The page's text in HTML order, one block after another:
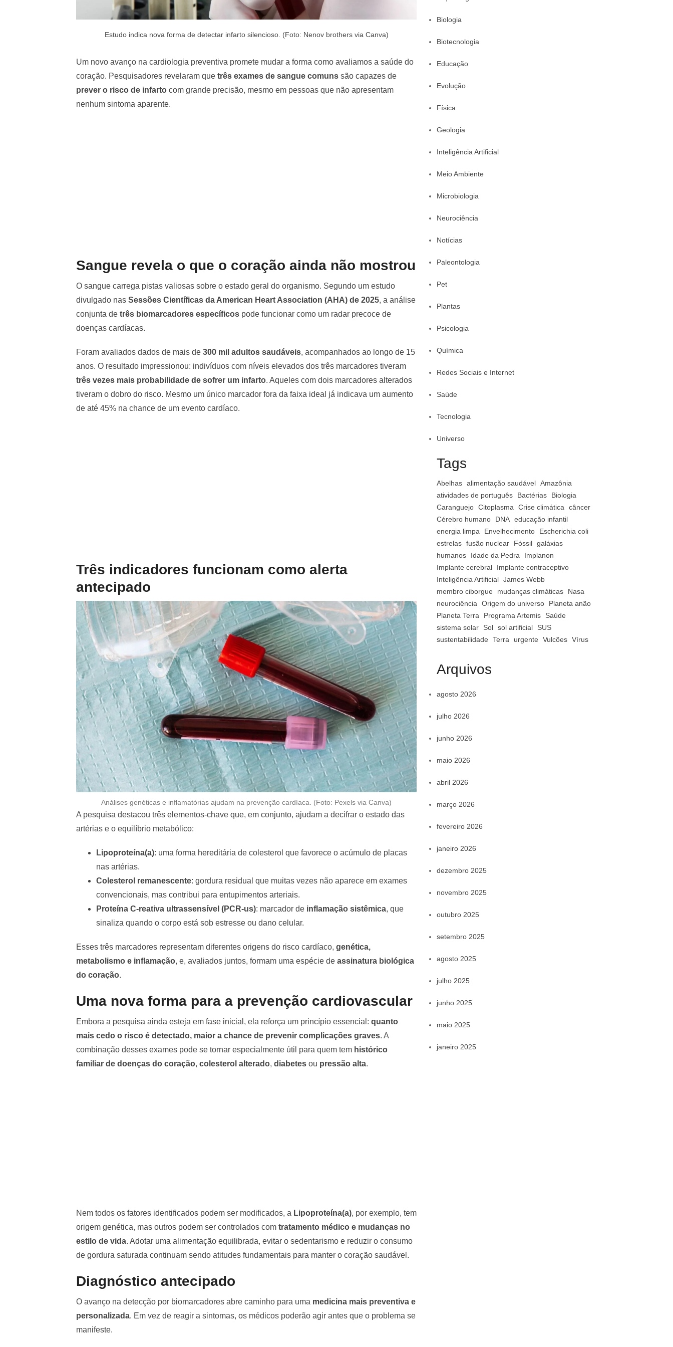
Estudo indica nova forma de detectar infarto silencioso. (Foto: Nenov brothers via Canva)
Um novo avanço na cardiologia preventiva promete mudar a forma como avaliamos a saúde do
coração. Pesquisadores revelaram que três exames de sangue comuns são capazes de
prever o risco de infarto com grande precisão, mesmo em pessoas que não apresentam
nenhum sintoma aparente.
Sangue revela o que o coração ainda não mostrou
O sangue carrega pistas valiosas sobre o estado geral do organismo. Segundo um estudo
divulgado nas Sessões Científicas da American Heart Association (AHA) de 2025, a análise
conjunta de três biomarcadores específicos pode funcionar como um radar precoce de
doenças cardíacas.
Foram avaliados dados de mais de 300 mil adultos saudáveis, acompanhados ao longo de 15
anos. O resultado impressionou: indivíduos com níveis elevados dos três marcadores tiveram
três vezes mais probabilidade de sofrer um infarto. Aqueles com dois marcadores alterados
tiveram o dobro do risco. Mesmo um único marcador fora da faixa ideal já indicava um aumento
de até 45% na chance de um evento cardíaco.
Três indicadores funcionam como alerta
antecipado
Análises genéticas e inflamatórias ajudam na prevenção cardíaca. (Foto: Pexels via Canva)
A pesquisa destacou três elementos-chave que, em conjunto, ajudam a decifrar o estado das
artérias e o equilíbrio metabólico:
Lipoproteína(a): uma forma hereditária de colesterol que favorece o acúmulo de placas
nas artérias.
Colesterol remanescente: gordura residual que muitas vezes não aparece em exames
convencionais, mas contribui para entupimentos arteriais.
Proteína C-reativa ultrassensível (PCR-us): marcador de inflamação sistêmica, que
sinaliza quando o corpo está sob estresse ou dano celular.
Esses três marcadores representam diferentes origens do risco cardíaco, genética,
metabolismo e inflamação, e, avaliados juntos, formam uma espécie de assinatura biológica
do coração.
Uma nova forma para a prevenção cardiovascular
Embora a pesquisa ainda esteja em fase inicial, ela reforça um princípio essencial: quanto
mais cedo o risco é detectado, maior a chance de prevenir complicações graves. A
combinação desses exames pode se tornar especialmente útil para quem tem histórico
familiar de doenças do coração, colesterol alterado, diabetes ou pressão alta.
Nem todos os fatores identificados podem ser modificados, a Lipoproteína(a), por exemplo, tem
origem genética, mas outros podem ser controlados com tratamento médico e mudanças no
estilo de vida. Adotar uma alimentação equilibrada, evitar o sedentarismo e reduzir o consumo
de gordura saturada continuam sendo atitudes fundamentais para manter o coração saudável.
Diagnóstico antecipado
O avanço na detecção por biomarcadores abre caminho para uma medicina mais preventiva e
personalizada. Em vez de reagir a sintomas, os médicos poderão agir antes que o problema se
manifeste.
Biologia
Biotecnologia
Educação
Evolução
Física
Geologia
Inteligência Artificial
Meio Ambiente
Microbiologia
Neurociência
Notícias
Paleontologia
Pet
Plantas
Psicologia
Química
Redes Sociais e Internet
Saúde
Tecnologia
Universo
Tags
Abelhas alimentação saudável Amazônia
atividades de português
Bactérias
Biologia
Caranguejo Citoplasma Crise climática
câncer
Cérebro humano
DNA educação infantil
energia limpa
Envelhecimento
Escherichia coli
estrelas fusão nuclear Fóssil galáxias
humanos
Idade da Pedra
Implanon
Implante cerebral
Implante contraceptivo
Inteligência Artificial James Webb
membro ciborgue
mudanças climáticas
Nasa
neurociência
Origem do universo
Planeta anão
Planeta Terra
Programa Artemis
Saúde
sistema solar
Sol sol artificial
SUS
sustentabilidade
Terra urgente Vulcões Vírus
Arquivos
agosto 2026
julho 2026
junho 2026
maio 2026
abril 2026
março 2026
fevereiro 2026
janeiro 2026
dezembro 2025
novembro 2025
outubro 2025
setembro 2025
agosto 2025
julho 2025
junho 2025
maio 2025
janeiro 2025